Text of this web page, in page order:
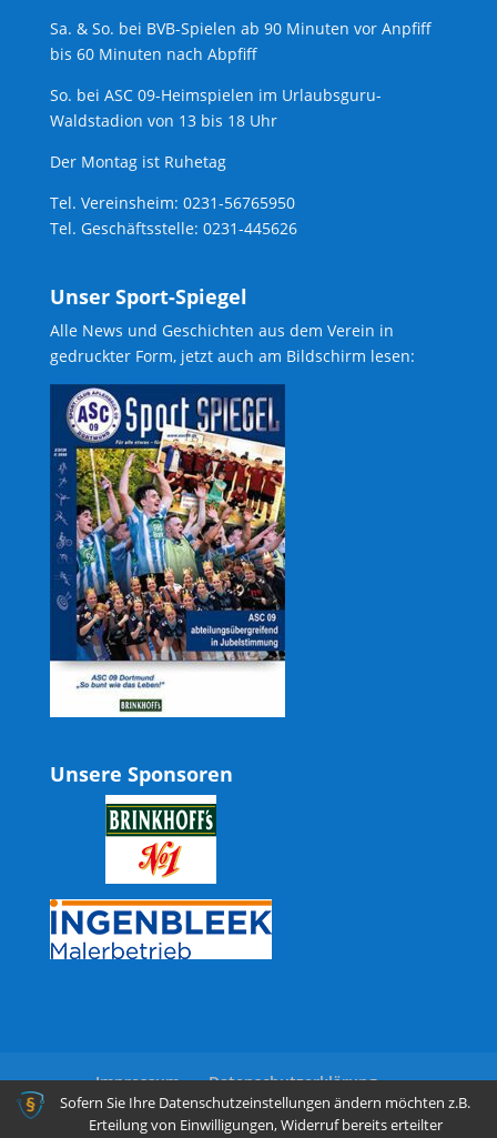
Sa. & So. bei BVB-Spielen ab 90 Minuten vor Anpfiff
bis 60 Minuten nach Abpfiff
So. bei ASC 09-Heimspielen im Urlaubsguru-
Waldstadion von 13 bis 18 Uhr
Der Montag ist Ruhetag
Tel. Vereinsheim: 0231-56765950
Tel. Geschäftsstelle: 0231-445626
Unser Sport-Spiegel
Alle News und Geschichten aus dem Verein in
gedruckter Form, jetzt auch am Bildschirm lesen:
Unsere Sponsoren
Impressum Datenschutzerklärung
Sofern Sie Ihre Datenschutzeinstellungen ändern möchten z.B.
Erteilung von Einwilligungen, Widerruf bereits erteilter